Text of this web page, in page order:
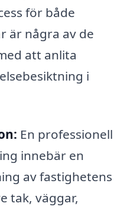
för både
är några av de
att anlita
i
En professionell
innebär en
av fastighetens
tak, väggar,